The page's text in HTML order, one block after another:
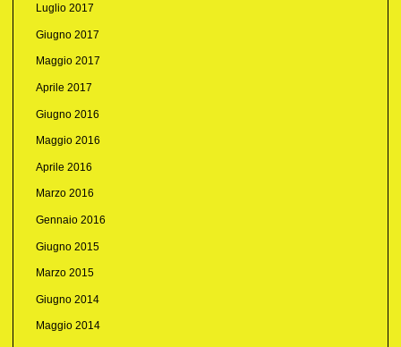
Luglio 2017
Giugno 2017
Maggio 2017
Aprile 2017
Giugno 2016
Maggio 2016
Aprile 2016
Marzo 2016
Gennaio 2016
Giugno 2015
Marzo 2015
Giugno 2014
Maggio 2014